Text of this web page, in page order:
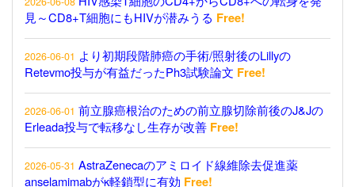
見～CD8+T細胞にもHIVが潜みうる Free!
2026-06-01 より初期段階肺癌の手術/照射後のLillyの
Retevmo投与が有益だったPh3試験論文 Free!
2026-06-01 前立腺癌根治のための前立腺切除前後のJ&Jの
Erleada投与で転移なし生存が改善 Free!
2026-05-31 AstraZenecaのアミロイド線維除去促進薬
anselamimabがκ軽鎖型に有効 Free!